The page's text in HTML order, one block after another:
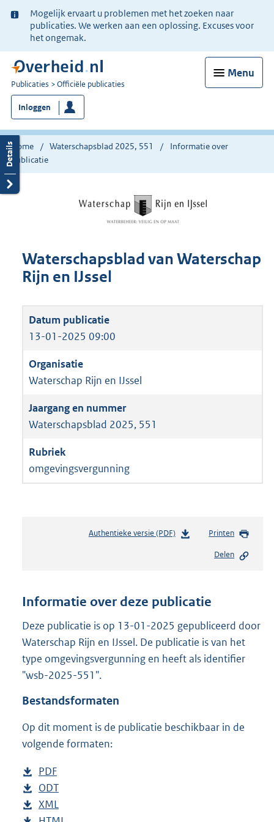
Ter
informatie:
Mogelijk ervaart u problemen met het zoeken naar
publicaties. We werken aan een oplossing. Excuses voor
het ongemak.
Menu
U
bent
nu
hier:
Publicaties Officiële publicaties
Inloggen
Home Waterschapsblad 2025, 551
Informatie over
publicatie
Waterschapsblad van Waterschap
Rijn en IJssel
13-01-2025 09:00
Waterschap Rijn en IJssel
Waterschapsblad 2025, 551
omgevingsvergunning
Authentieke versie (PDF)b
n
s
g
r
o
:
Printen
Delen
Informatie over deze publicatie
Deze publicatie is op 13-01-2025 gepubliceerd door
Waterschap Rijn en IJssel. De publicatie is van het
type omgevingsvergunning en heeft als identifier
"wsb-2025-551".
Bestandsformaten
Op dit moment is de publicatie beschikbaar in de
volgende formaten:
D
o
w
PDF
e
s
D
o
ODT
D
XML